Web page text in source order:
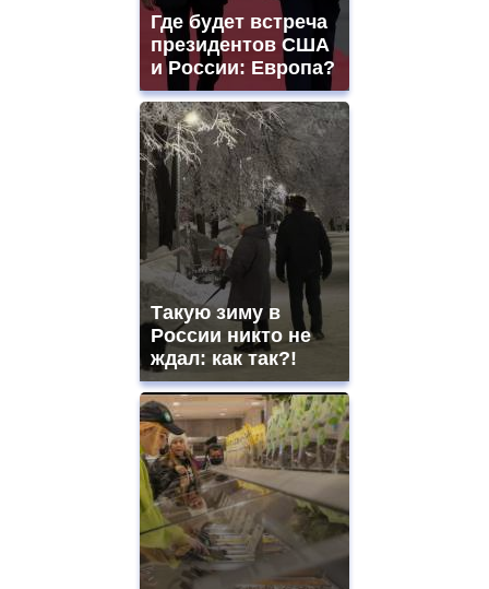
Где будет встреча
президентов США
и России: Европа?
Такую зиму в
России никто не
ждал: как так?!